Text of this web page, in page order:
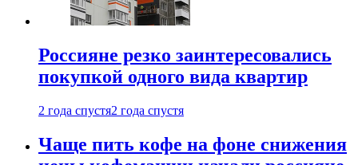
Россияне резко заинтересовались
покупкой одного вида квартир
2 года спустя2 года спустя
Чаще пить кофе на фоне снижения